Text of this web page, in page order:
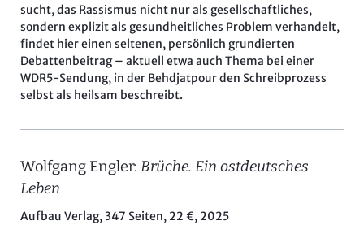
sucht, das Rassismus nicht nur als gesellschaftliches,
sondern explizit als gesundheitliches Problem verhandelt,
findet hier einen seltenen, persönlich grundierten
Debattenbeitrag – aktuell etwa auch Thema bei einer
WDR5-Sendung, in der Behdjatpour den Schreibprozess
selbst als heilsam beschreibt.
Wolfgang Engler: Brüche. Ein ostdeutsches
Leben
Aufbau Verlag, 347 Seiten, 22 €, 2025